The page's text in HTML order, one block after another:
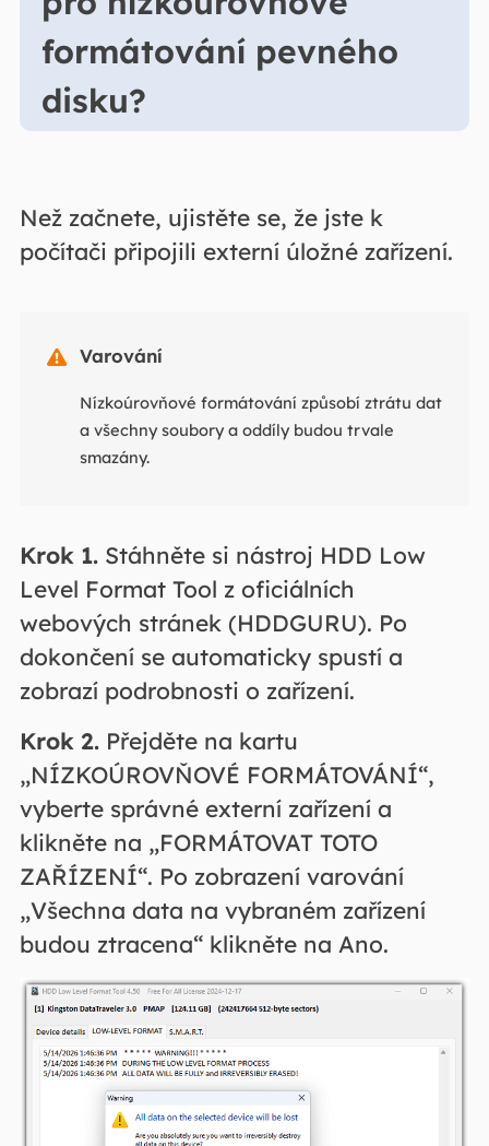
formátování pevného
disku?
Než začnete, ujistěte se, že jste k
počítači připojili externí úložné zařízení.
 Varování
Nízkoúrovňové formátování způsobí ztrátu dat
a všechny soubory a oddíly budou trvale
smazány.
Krok 1.Stáhněte si nástroj HDD Low
Level Format Tool z oficiálních
webových stránek (HDDGURU). Po
dokončení se automaticky spustí a
zobrazí podrobnosti o zařízení.
Krok 2.Přejděte na kartu
„NÍZKOÚROVŇOVÉ FORMÁTOVÁNÍ“,
vyberte správné externí zařízení a
klikněte na „FORMÁTOVAT TOTO
ZAŘÍZENÍ“. Po zobrazení varování
„Všechna data na vybraném zařízení
budou ztracena“ klikněte na Ano.